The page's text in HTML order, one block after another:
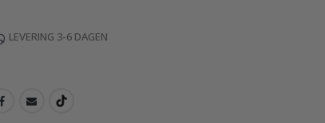
LEVERING 3-6 DAGEN